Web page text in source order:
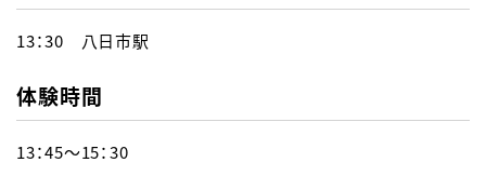
13：30 八日市駅
体験時間
13：45～15：30